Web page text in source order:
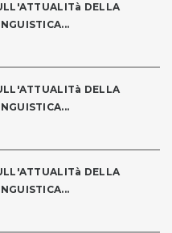
DELLA
DELLA
DELLA